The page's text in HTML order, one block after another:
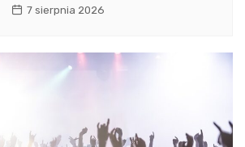
7 sierpnia 2026